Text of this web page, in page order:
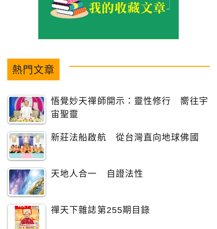
熱門文章
悟覺妙天禪師開示：靈性修行 嚮往宇
宙聖靈
新莊法船啟航 從台灣直向地球佛國
天地人合一 自證法性
禪天下雜誌第255期目錄